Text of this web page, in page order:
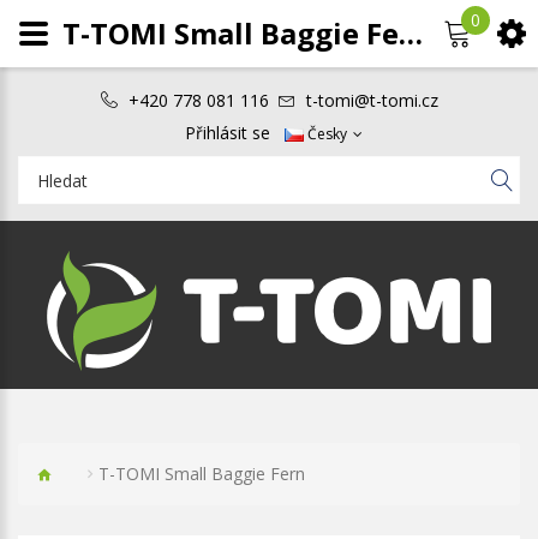
+420 778 081 116
t-tomi@t-tomi.cz
Přihlásit se
Česky
0
T-TOMI Small Baggie Fern
T-TOMI Small Baggie Fern